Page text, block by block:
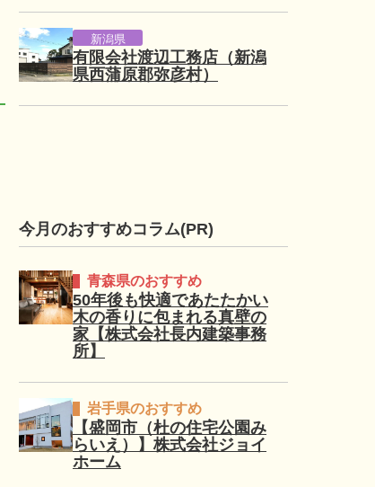
新潟県
有限会社渡辺工務店（新潟
県西蒲原郡弥彦村）
今月のおすすめコラム(PR)
青森県のおすすめ
50年後も快適であたたかい
木の香りに包まれる真壁の
家【株式会社長内建築事務
所】
岩手県のおすすめ
【盛岡市（杜の住宅公園み
らいえ）】株式会社ジョイ
ホーム